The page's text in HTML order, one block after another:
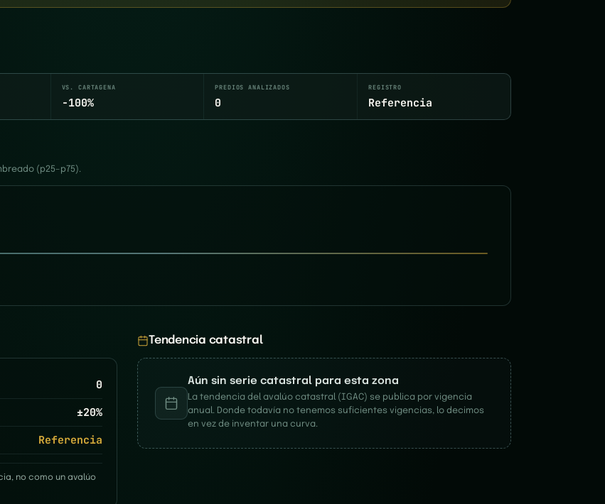
VS. CARTAGENA
-100%
PREDIOS ANALIZADOS
0
REGISTRO
Referencia
(p25–p75).
0
±20%
Referencia
no como un avalúo
Tendencia catastral
Aún sin serie catastral para esta zona
La tendencia del avalúo catastral (IGAC) se publica por vigencia
anual. Donde todavía no tenemos suficientes vigencias, lo decimos
en vez de inventar una curva.